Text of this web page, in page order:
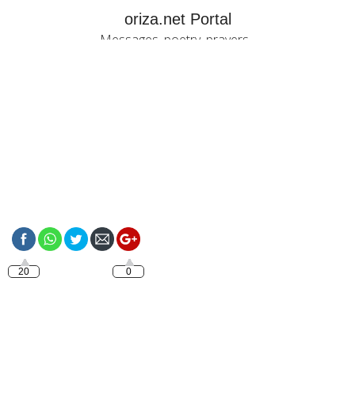
oriza.net Portal
Messages, poetry, prayers...
20 0